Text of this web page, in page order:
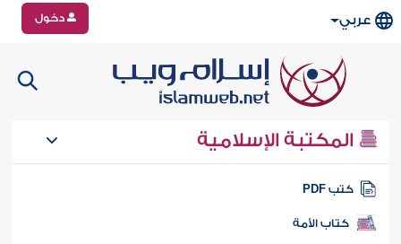
عربي دخول
المكتبة الإسلامية
كتب PDF